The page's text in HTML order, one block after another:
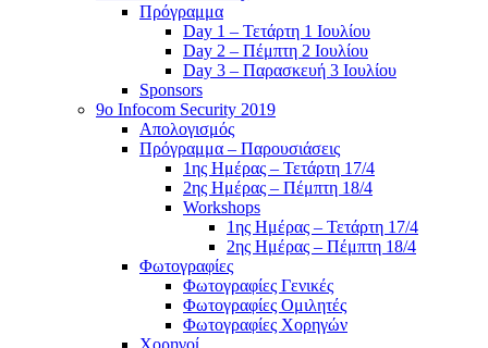
Πρόγραμμα
Day 1 – Τετάρτη 1 Ιουλίου
Day 2 – Πέμπτη 2 Ιουλίου
Day 3 – Παρασκευή 3 Ιουλίου
Sponsors
9ο Infocom Security 2019
Απολογισμός
Πρόγραμμα – Παρουσιάσεις
1ης Ημέρας – Τετάρτη 17/4
2ης Ημέρας – Πέμπτη 18/4
Workshops
1ης Ημέρας – Τετάρτη 17/4
2ης Ημέρας – Πέμπτη 18/4
Φωτογραφίες
Φωτογραφίες Γενικές
Φωτογραφίες Ομιλητές
Φωτογραφίες Χορηγών
Χορηγοί